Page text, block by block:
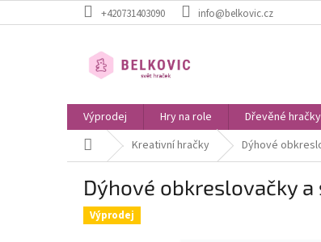
na
+420731403090 info@belkovic.cz
Výprodej Hry na role Dřevěné hračky
Domů Kreativní hračky Dýhové
Dýhové obkreslovačky
Výprodej